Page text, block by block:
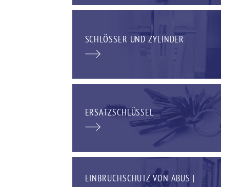
SCHLÖSSER UND ZYLINDER
ERSATZSCHLÜSSEL
EINBRUCHSCHUTZ VON ABUS |